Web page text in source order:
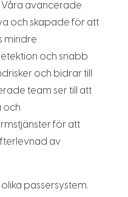
avancerade
och skapade för att
mindre
och snabb
och bidrar till
team ser till att
och
för att
av
passersystem.